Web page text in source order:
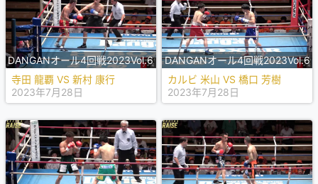
DANGANオール4回戦2023Vol.6
寺田 龍覇 VS 新村 康行
2023年7月28日
DANGANオール4回戦2023Vol.6
カルビ 米山 VS 橋口 芳樹
2023年7月28日